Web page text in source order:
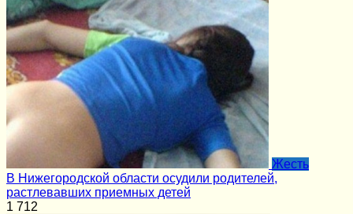
Жесть
В Нижегородской области осудили родителей,
растлевавших приемных детей
1 712